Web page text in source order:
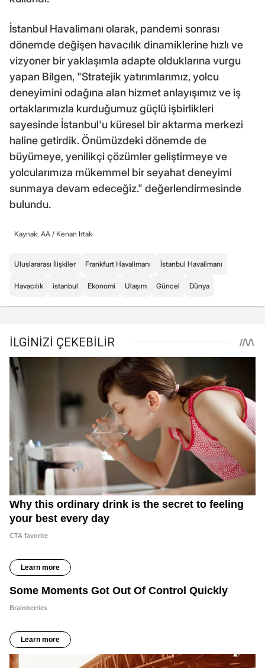
İstanbul Havalimanı olarak, pandemi sonrası
dönemde değişen havacılık dinamiklerine hızlı ve
vizyoner bir yaklaşımla adapte olduklarına vurgu
yapan Bilgen, "Stratejik yatırımlarımız, yolcu
deneyimini odağına alan hizmet anlayışımız ve iş
ortaklarımızla kurduğumuz güçlü işbirlikleri
sayesinde İstanbul'u küresel bir aktarma merkezi
haline getirdik. Önümüzdeki dönemde de
büyümeye, yenilikçi çözümler geliştirmeye ve
yolcularımıza mükemmel bir seyahat deneyimi
sunmaya devam edeceğiz." değerlendirmesinde
bulundu.
Kaynak: AA / Kenan Irtak
Uluslararası İlişkiler Frankfurt Havalimanı İstanbul Havalimanı
Havacılık istanbul Ekonomi Ulaşım Güncel Dünya